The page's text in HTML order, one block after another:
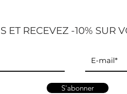
ET RECEVEZ -10% SUR
S'abonner